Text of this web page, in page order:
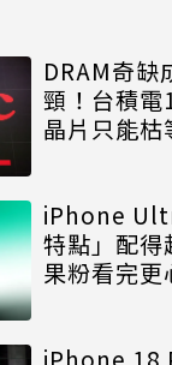
DRAM奇
頸！台積
晶片只能枯
iPhone
特點」配
果粉看完更
iPhone 18